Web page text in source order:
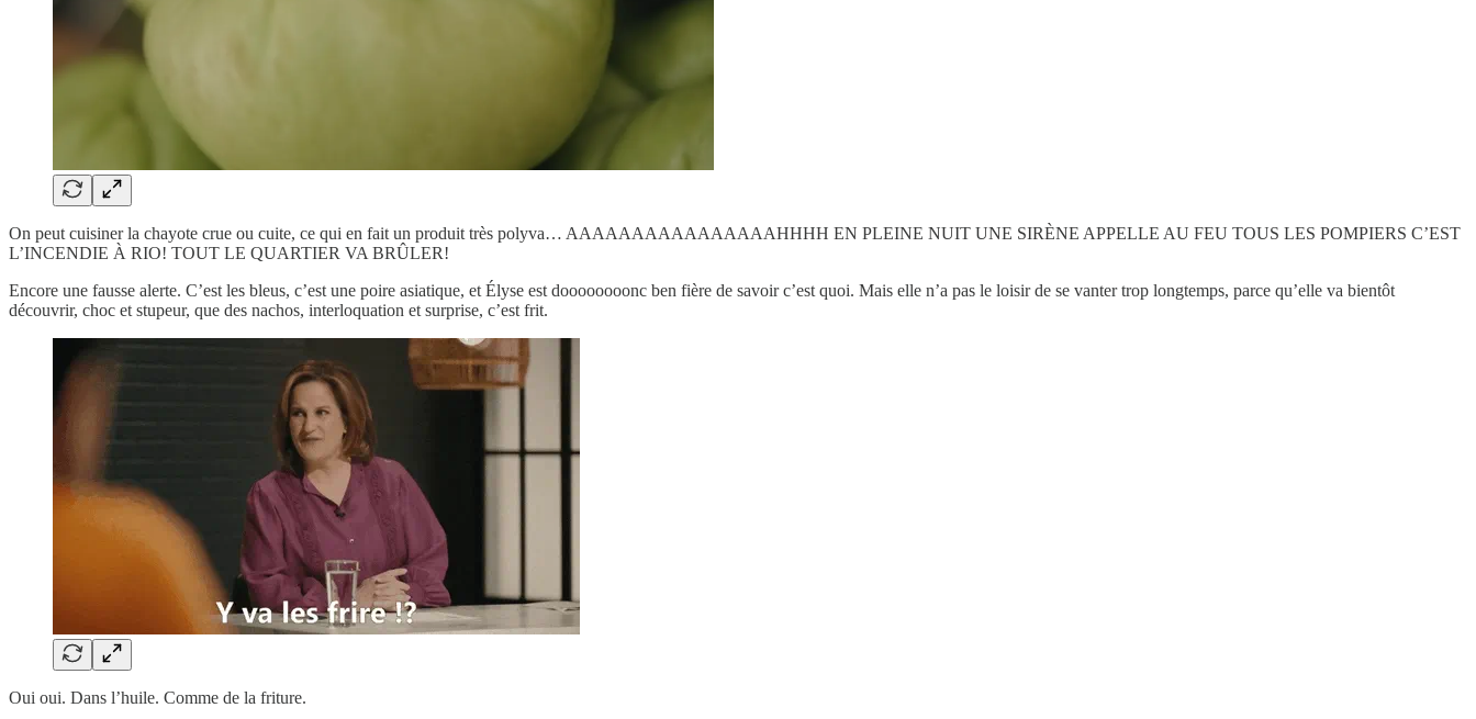
On peut cuisiner la chayote crue ou cuite, ce qui en fait un produit très polyva… AAAAAAAAAAAAAAAAHHHH EN PLEINE NUIT UNE SIRÈNE APPELLE AU FEU TOUS LES POMPIERS C’EST
L’INCENDIE À RIO! TOUT LE QUARTIER VA BRÛLER!
Encore une fausse alerte. C’est les bleus, c’est une poire asiatique, et Élyse est doooooooonc ben fière de savoir c’est quoi. Mais elle n’a pas le loisir de se vanter trop longtemps, parce qu’elle va bientôt
découvrir, choc et stupeur, que des nachos, interloquation et surprise, c’est frit.
Oui oui. Dans l’huile. Comme de la friture.